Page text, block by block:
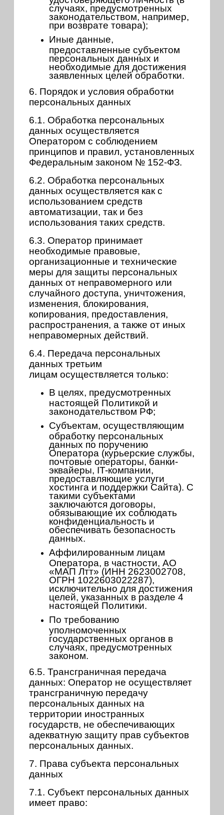
случаях, предусмотренных
законодательством, например,
при возврате товара);
Иные данные,
предоставленные субъектом
персональных данных и
необходимые для достижения
заявленных целей обработки.
6. Порядок и условия обработки
персональных данных
6.1. Обработка персональных
данных осуществляется
Оператором с соблюдением
принципов и правил, установленных
Федеральным законом № 152-ФЗ.
6.2. Обработка персональных
данных осуществляется как с
использованием средств
автоматизации, так и без
использования таких средств.
6.3. Оператор принимает
необходимые правовые,
организационные и технические
меры для защиты персональных
данных от неправомерного или
случайного доступа, уничтожения,
изменения, блокирования,
копирования, предоставления,
распространения, а также от иных
неправомерных действий.
6.4. Передача персональных
данных третьим
лицам осуществляется только:
В целях, предусмотренных
настоящей Политикой и
законодательством РФ;
Субъектам, осуществляющим
обработку персональных
данных по поручению
Оператора (курьерские службы,
почтовые операторы, банки-
эквайеры, IT-компании,
предоставляющие услуги
хостинга и поддержки Сайта). С
такими субъектами
заключаются договоры,
обязывающие их соблюдать
конфиденциальность и
обеспечивать безопасность
данных.
Аффилированным лицам
Оператора, в частности, АО
«МАП Лтт» (ИНН 2623002708,
ОГРН 1022603022287),
исключительно для достижения
целей, указанных в разделе 4
настоящей Политики.
По требованию
уполномоченных
государственных органов в
случаях, предусмотренных
законом.
6.5. Трансграничная передача
данных: Оператор не осуществляет
трансграничную передачу
персональных данных на
территории иностранных
государств, не обеспечивающих
адекватную защиту прав субъектов
персональных данных.
7. Права субъекта персональных
данных
7.1. Субъект персональных данных
имеет право: